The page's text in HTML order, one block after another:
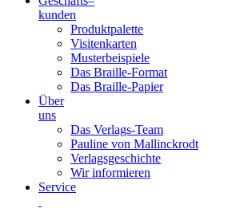
kunden
Produktpalette
Visitenkarten
Musterbeispiele
Das Braille-Format
Das Braille-Papier
Über
uns
Das Verlags-Team
Pauline von Mallinckrodt
Verlagsgeschichte
Wir informieren
Service